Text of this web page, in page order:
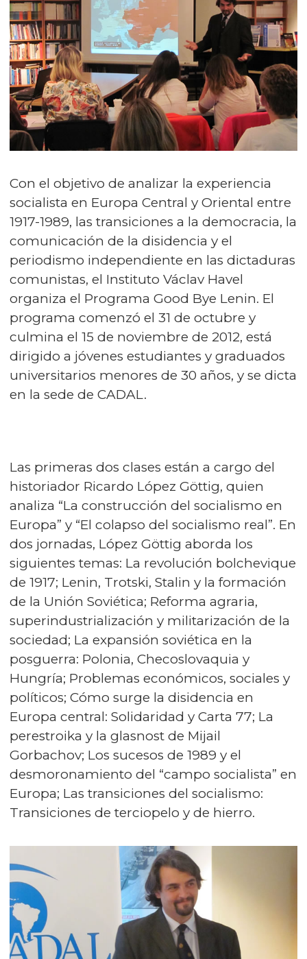
Con el objetivo de analizar la experiencia
socialista en Europa Central y Oriental entre
1917-1989, las transiciones a la democracia, la
comunicación de la disidencia y el
periodismo independiente en las dictaduras
comunistas, el Instituto Václav Havel
organiza el Programa Good Bye Lenin. El
programa comenzó el 31 de octubre y
culmina el 15 de noviembre de 2012, está
dirigido a jóvenes estudiantes y graduados
universitarios menores de 30 años, y se dicta
en la sede de CADAL.
Las primeras dos clases están a cargo del
historiador Ricardo López Göttig, quien
analiza “La construcción del socialismo en
Europa” y “El colapso del socialismo real”. En
dos jornadas, López Göttig aborda los
siguientes temas: La revolución bolchevique
de 1917; Lenin, Trotski, Stalin y la formación
de la Unión Soviética; Reforma agraria,
superindustrialización y militarización de la
sociedad; La expansión soviética en la
posguerra: Polonia, Checoslovaquia y
Hungría; Problemas económicos, sociales y
políticos; Cómo surge la disidencia en
Europa central: Solidaridad y Carta 77; La
perestroika y la glasnost de Mijail
Gorbachov; Los sucesos de 1989 y el
desmoronamiento del “campo socialista” en
Europa; Las transiciones del socialismo:
Transiciones de terciopelo y de hierro.